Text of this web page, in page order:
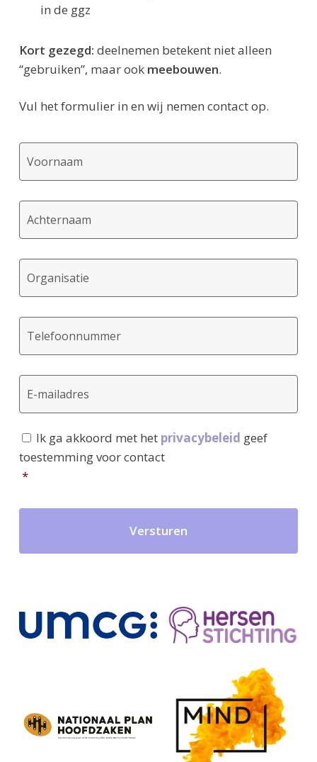
in de ggz
Kort gezegd: deelnemen betekent niet alleen
“gebruiken”, maar ook meebouwen.
Vul het formulier in en wij nemen contact op.
Voornaam
Achternaam
Organisatie
Telefoonnummer
E-
mailadres*
Toestemming *
Ik ga akkoord met het privacybeleid geef
toestemming voor contact
*